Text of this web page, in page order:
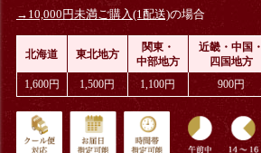
→10,000円未満ご購入(1配送)の場合
北海道 東北地方
関東・
中部地方
近畿・中国・
四国地方
1,600円 1,500円 1,100円 900円